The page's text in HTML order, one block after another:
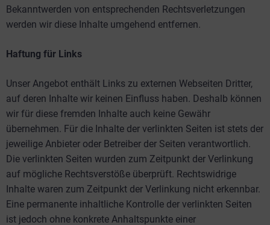
Bekanntwerden von entsprechenden Rechtsverletzungen
werden wir diese Inhalte umgehend entfernen.
Haftung für Links
Unser Angebot enthält Links zu externen Webseiten Dritter,
auf deren Inhalte wir keinen Einfluss haben. Deshalb können
wir für diese fremden Inhalte auch keine Gewähr
übernehmen. Für die Inhalte der verlinkten Seiten ist stets der
jeweilige Anbieter oder Betreiber der Seiten verantwortlich.
Die verlinkten Seiten wurden zum Zeitpunkt der Verlinkung
auf mögliche Rechtsverstöße überprüft. Rechtswidrige
Inhalte waren zum Zeitpunkt der Verlinkung nicht erkennbar.
Eine permanente inhaltliche Kontrolle der verlinkten Seiten
ist jedoch ohne konkrete Anhaltspunkte einer